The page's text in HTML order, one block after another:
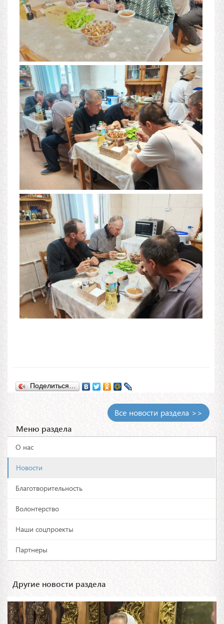
Поделиться…
Все новости раздела >>
Меню раздела
О нас
Новости
Благотворительность
Волонтерство
Наши соцпроекты
Партнеры
Другие новости раздела